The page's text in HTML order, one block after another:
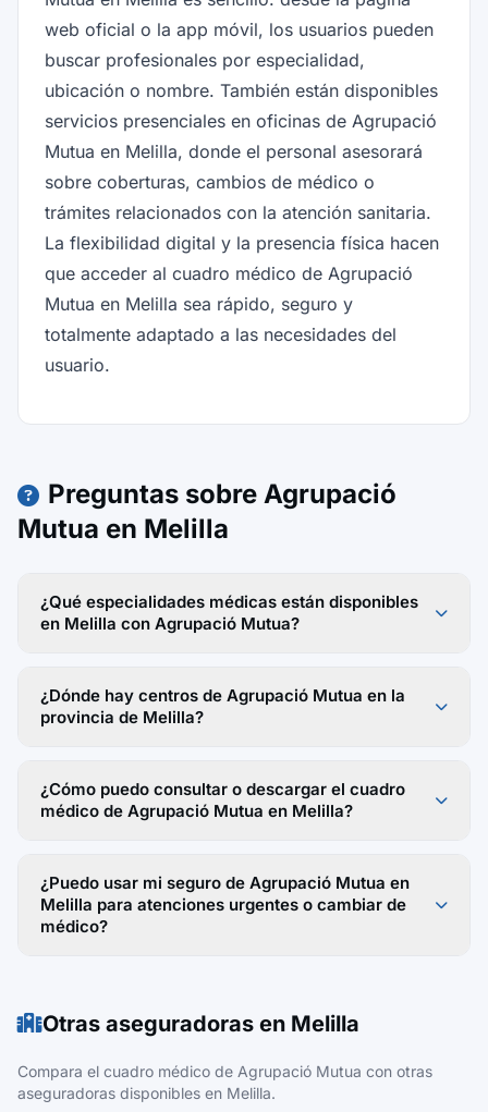
web oficial o la app móvil, los usuarios pueden
buscar profesionales por especialidad,
ubicación o nombre. También están disponibles
servicios presenciales en oficinas de Agrupació
Mutua en Melilla, donde el personal asesorará
sobre coberturas, cambios de médico o
trámites relacionados con la atención sanitaria.
La flexibilidad digital y la presencia física hacen
que acceder al cuadro médico de Agrupació
Mutua en Melilla sea rápido, seguro y
totalmente adaptado a las necesidades del
usuario.
Preguntas sobre Agrupació
Mutua en Melilla
¿Qué especialidades médicas están disponibles
en Melilla con Agrupació Mutua?
¿Dónde hay centros de Agrupació Mutua en la
provincia de Melilla?
¿Cómo puedo consultar o descargar el cuadro
médico de Agrupació Mutua en Melilla?
¿Puedo usar mi seguro de Agrupació Mutua en
Melilla para atenciones urgentes o cambiar de
médico?
Otras aseguradoras en Melilla
Compara el cuadro médico de Agrupació Mutua con otras
aseguradoras disponibles en Melilla.